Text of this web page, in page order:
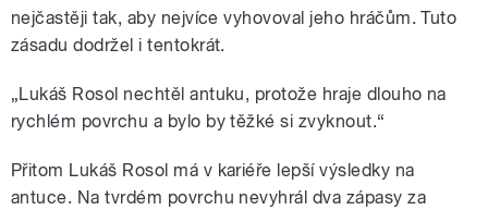
nejčastěji tak, aby nejvíce vyhovoval jeho hráčům. Tuto
zásadu dodržel i tentokrát.
„Lukáš Rosol nechtěl antuku, protože hraje dlouho na
rychlém povrchu a bylo by těžké si zvyknout.“
Přitom Lukáš Rosol má v kariéře lepší výsledky na
antuce. Na tvrdém povrchu nevyhrál dva zápasy za